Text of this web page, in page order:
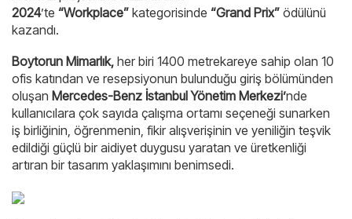
2024’te “Workplace” kategorisinde “Grand Prix” ödülünü
kazandı.
Boytorun Mimarlık, her biri 1400 metrekareye sahip olan 10
ofis katından ve resepsiyonun bulunduğu giriş bölümünden
oluşan Mercedes-Benz İstanbul Yönetim Merkezi’nde
kullanıcılara çok sayıda çalışma ortamı seçeneği sunarken
iş birliğinin, öğrenmenin, fikir alışverişinin ve yeniliğin teşvik
edildiği güçlü bir aidiyet duygusu yaratan ve üretkenliği
artıran bir tasarım yaklaşımını benimsedi.